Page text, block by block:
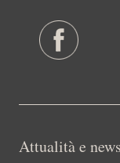
Attualità e news